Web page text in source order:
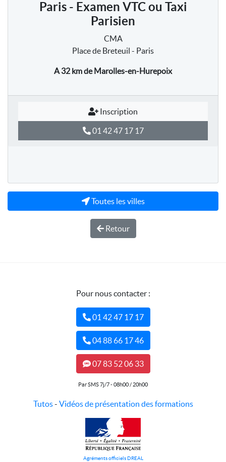
Paris - Examen VTC ou Taxi
Parisien
CMA
Place de Breteuil - Paris
A 32 kmde Marolles-en-Hurepoix
Inscription
01 42 47 17 17
Toutes les villes
Retour
Pour nous contacter :
01 42 47 17 17
04 88 66 17 46
07 83 52 06 33
Par SMS 7j/7 - 08h00 / 20h00
Tutos- Vidéos de présentation des formations
Agréments officiels DREAL